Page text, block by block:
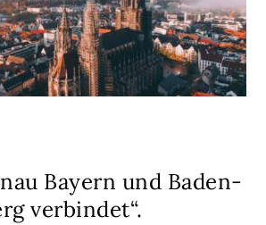
Bayern und Baden-
verbindet“.